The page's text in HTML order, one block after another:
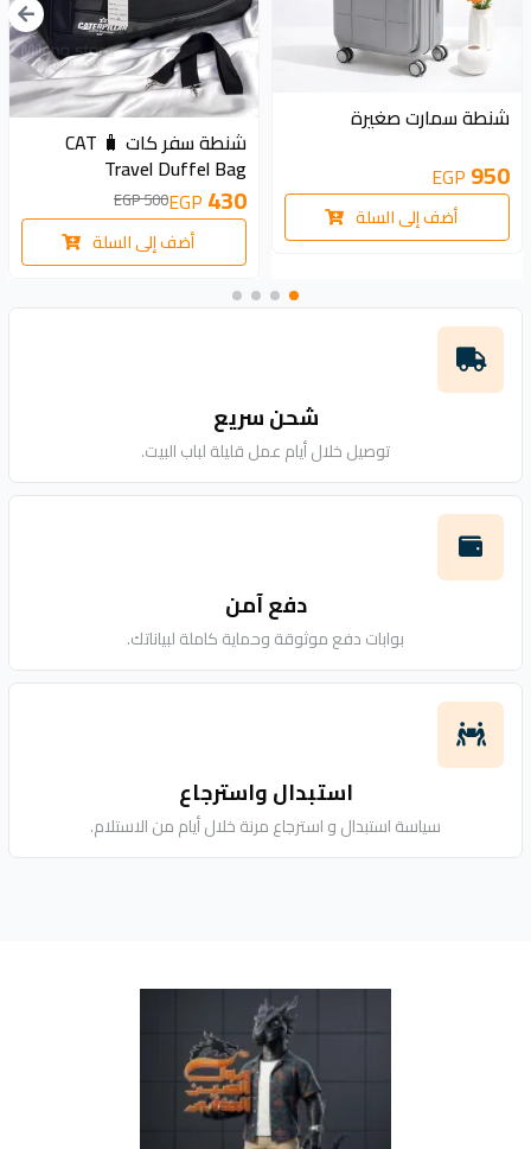
شنطة سمارت صغيرة
950
EGP
أضف إلى السلة
70 EGP شنطة سفر كات 🧳 CAT
Travel Duffel Bag
430
EGP
500 EGP
أضف إلى السلة
شحن سريع
توصيل خلال أيام عمل قليلة لباب البيت.
دفع آمن
بوابات دفع موثوقة وحماية كاملة لبياناتك.
استبدال واسترجاع
سياسة استبدال و استرجاع مرنة خلال أيام من الاستلام.